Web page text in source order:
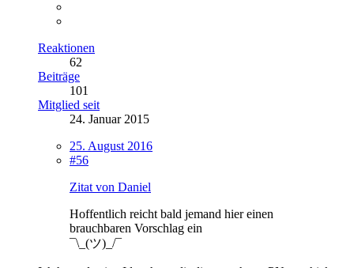
Reaktionen
62
Beiträge
101
Mitglied seit
24. Januar 2015
25. August 2016
#56
Zitat von Daniel
Hoffentlich reicht bald jemand hier einen
brauchbaren Vorschlag ein
¯\_(ツ)_/¯